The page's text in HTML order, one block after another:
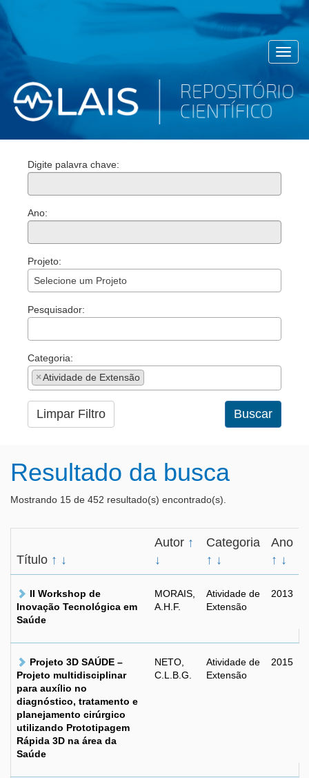
Digite palavra chave:
Ano:
Projeto:
Selecione um Projeto
Pesquisador:
Categoria:
×Atividade de Extensão
Limpar Filtro Buscar
Resultado da busca
Mostrando 15 de 452 resultado(s) encontrado(s).
Título ↑ ↓
Autor ↑
↓
Categoria
↑ ↓
Ano
↑ ↓
II Workshop de
Inovação Tecnológica em
Saúde
MORAIS,
A.H.F.
Atividade de
Extensão
2013
Projeto 3D SAÚDE –
Projeto multidisciplinar
para auxílio no
diagnóstico, tratamento e
planejamento cirúrgico
utilizando Prototipagem
Rápida 3D na área da
Saúde
NETO,
C.L.B.G.
Atividade de
Extensão
2015